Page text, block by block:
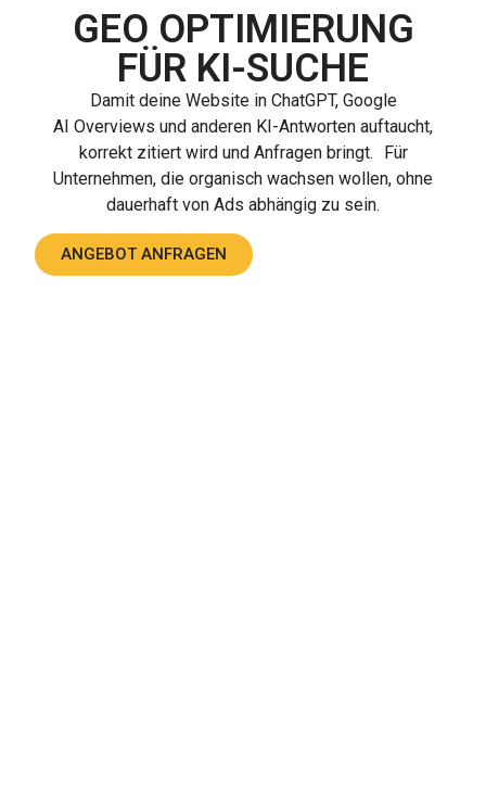
GEO OPTIMIERUNG
FÜR KI-SUCHE
Damit deine Website in ChatGPT, Google
AI Overviews und anderen KI-Antworten auftaucht,
korrekt zitiert wird und Anfragen bringt. Für
Unternehmen, die organisch wachsen wollen, ohne
dauerhaft von Ads abhängig zu sein.
ANGEBOT ANFRAGEN